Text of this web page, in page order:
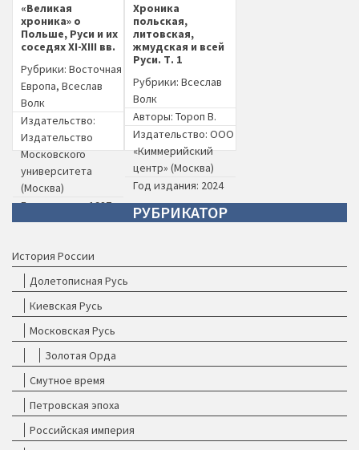
«Великая
хроника» о
Польше, Руси и их
соседях XI-XIII вв.
Рубрики: Восточная
Европа, Всеслав
Волк
Издательство:
Издательство
Московского
университета
(Москва)
Год издания: 1987
Хроника
польская,
литовская,
жмудская и всей
Руси. Т. 1
Рубрики: Всеслав
Волк
Авторы: Тороп В.
Издательство: ООО
«Киммерийский
центр» (Москва)
Год издания: 2024
РУБРИКАТОР
История России
Долетописная Русь
Киевская Русь
Московская Русь
Золотая Орда
Смутное время
Петровская эпоха
Российская империя